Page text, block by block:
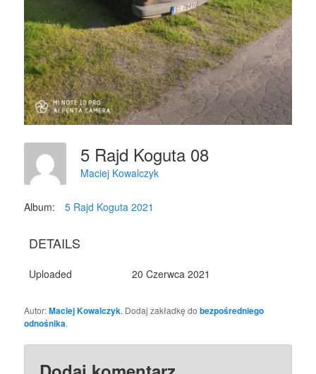
5 Rajd Koguta 08
Maciej Kowalczyk
Album: 5 Rajd Koguta 2021
DETAILS
Uploaded 20 Czerwca 2021
Autor:Maciej Kowalczyk. Dodaj zakładkę dobezpośredniego
odnośnika.